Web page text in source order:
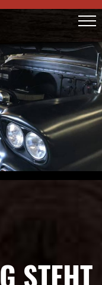
STEHT